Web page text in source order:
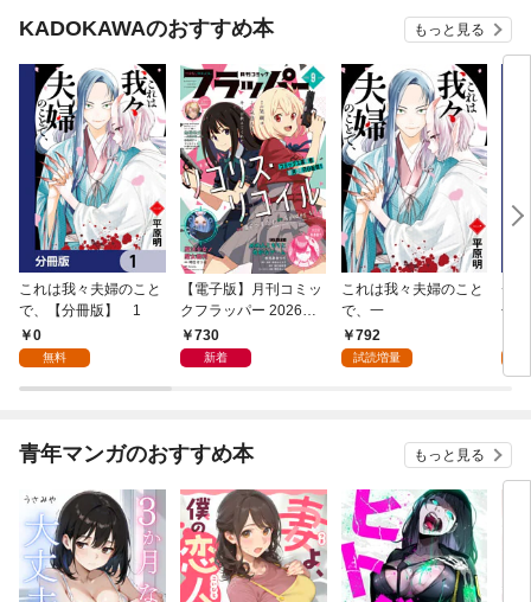
KADOKAWAのおすすめ本 もっと見る
これは我々夫婦のこと
で、【分冊版】 1
0
無料
【電子版】月刊コミッ
クフラッパー 2026年9
月号730
新着
これは我々夫婦のこと
で、一
792
試読増量
チ
冊
青年マンガのおすすめ本 もっと見る